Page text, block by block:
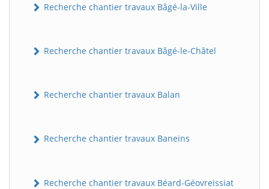
Recherche chantier travaux Bâgé-la-Ville
Recherche chantier travaux Bâgé-le-Châtel
Recherche chantier travaux Balan
Recherche chantier travaux Baneins
Recherche chantier travaux Béard-Géovreissiat